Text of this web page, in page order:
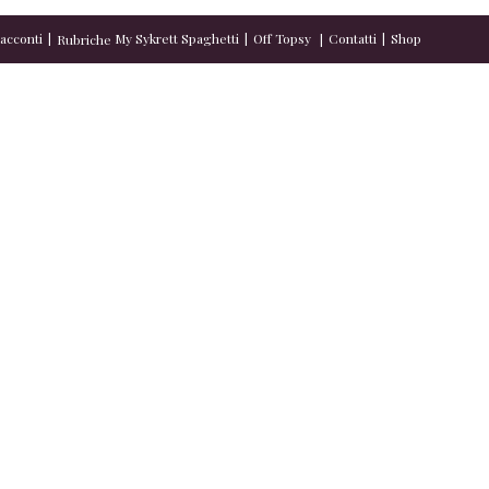
Rubriche My Sykrett Spaghetti Off Topsy Contatti Shop